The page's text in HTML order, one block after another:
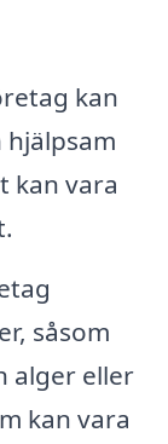
kan
kan vara
såsom
alger eller
kan vara